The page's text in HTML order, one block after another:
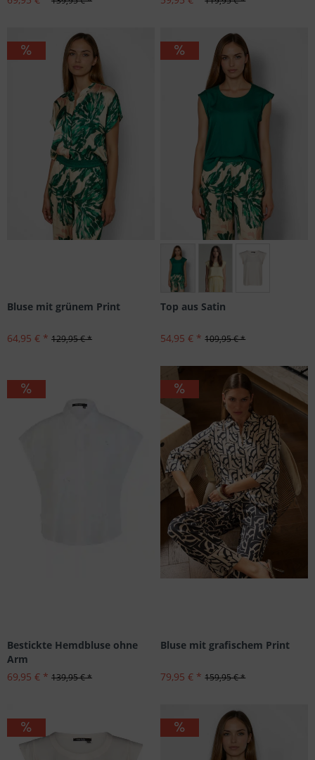
Bluse mit grünem Print
64,95 € * 129,95 € *
Größen: 34
Top aus Satin
54,95 € * 109,95 € *
Bestickte Hemdbluse ohne
Arm
69,95 € * 139,95 € *
Bluse mit grafischem Print
79,95 € * 159,95 € *